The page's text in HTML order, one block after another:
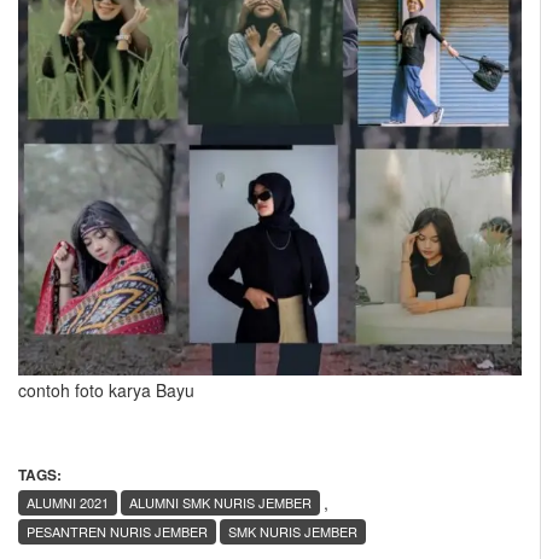
contoh foto karya Bayu
TAGS:
,
ALUMNI 2021
ALUMNI SMK NURIS JEMBER
PESANTREN NURIS JEMBER
SMK NURIS JEMBER